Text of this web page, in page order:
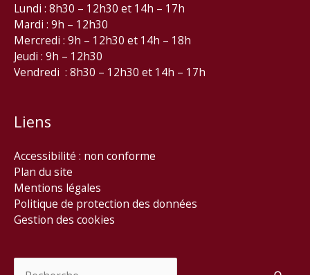
Lundi : 8h30 – 12h30 et 14h – 17h
Mardi : 9h – 12h30
Mercredi : 9h – 12h30 et 14h – 18h
Jeudi : 9h – 12h30
Vendredi : 8h30 – 12h30 et 14h – 17h
Liens
Accessibilité : non conforme
Plan du site
Mentions légales
Politique de protection des données
Gestion des cookies